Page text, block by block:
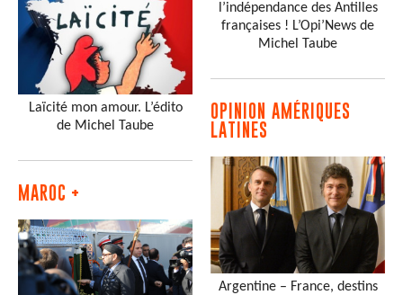
Laïcité mon amour. L’édito
de Michel Taube
MAROC +
l’indépendance des Antilles
françaises ! L’Opi’News de
Michel Taube
OPINION AMÉRIQUES
LATINES
Argentine – France, destins